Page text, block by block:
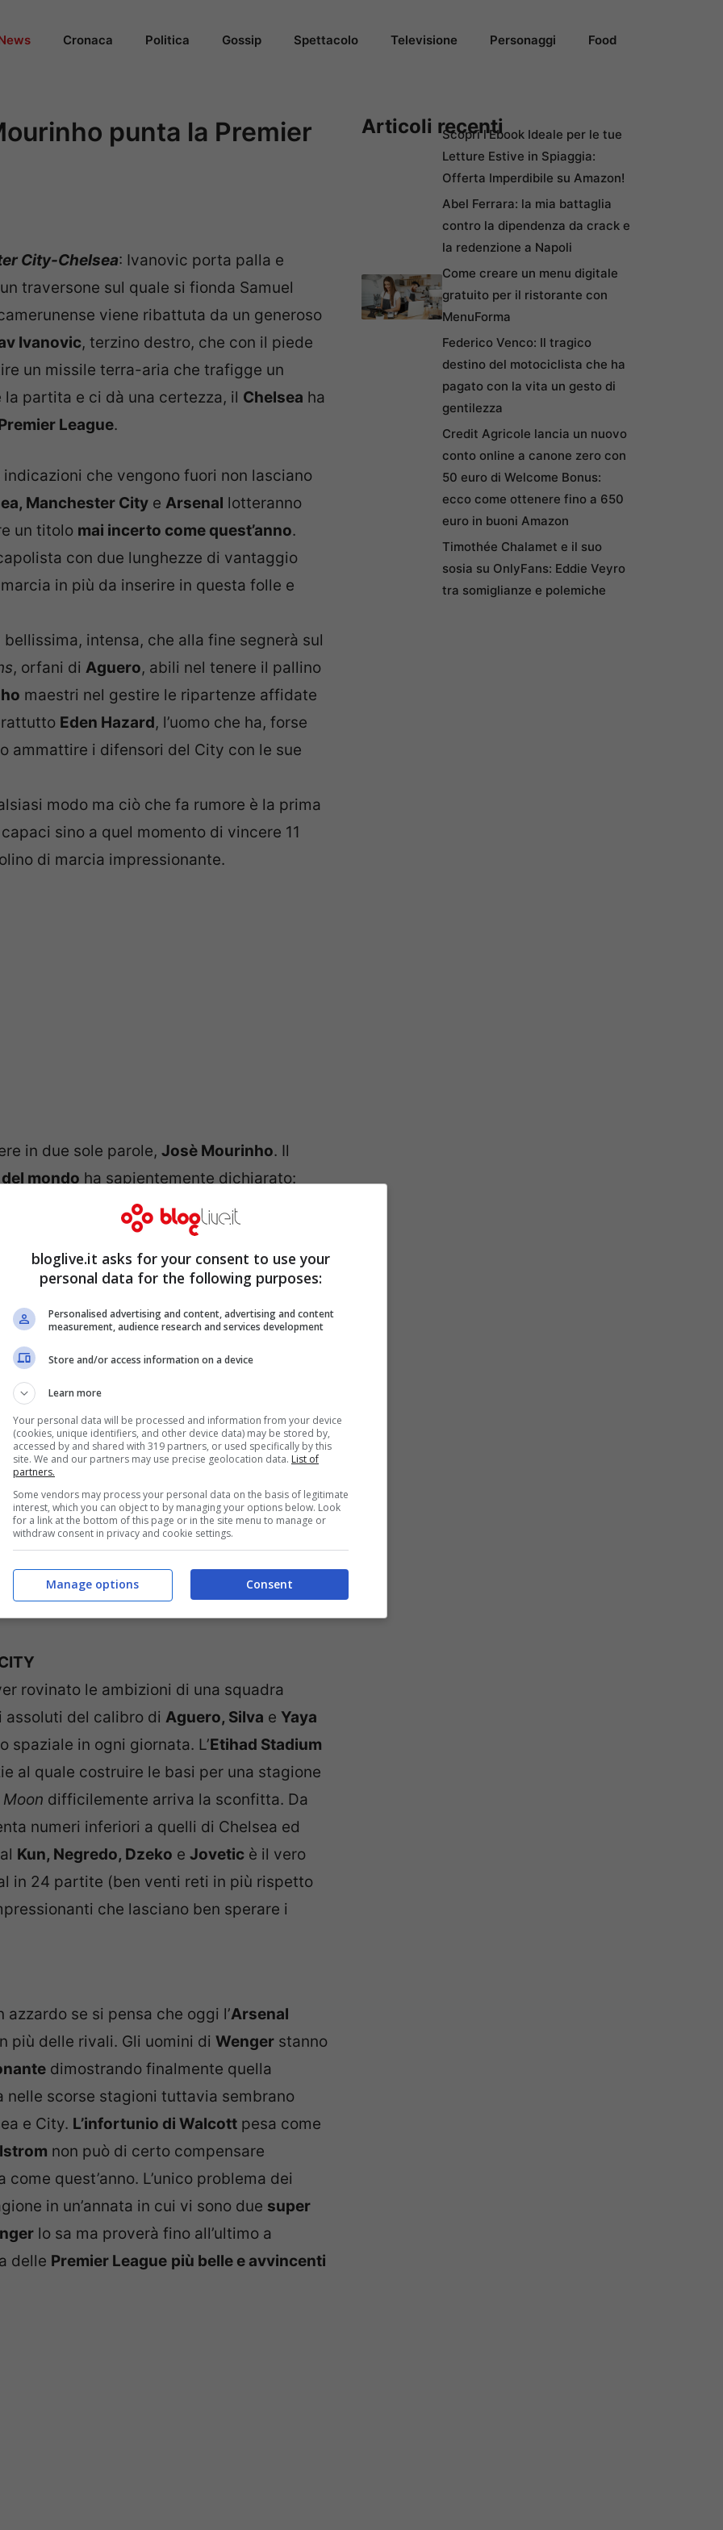
Cronaca Politica Gossip Spettacolo Televisione Personaggi Food
punta la Premier
City-Chelsea: Ivanovic porta palla e
traversone sul quale si fionda Samuel
viene ribattuta da un generoso
Ivanovic, terzino destro, che con il piede
un missile terra-aria che trafigge un
la partita e ci dà una certezza, il Chelsea ha
League.
che vengono fuori non lasciano
Manchester City e Arsenal lotteranno
un titolo mai incerto come quest’anno.
con due lunghezze di vantaggio
in più da inserire in questa folle e
intensa, che alla fine segnerà sul
, orfani di Aguero, abili nel tenere il pallino
maestri nel gestire le ripartenze affidate
Eden Hazard, l’uomo che ha, forse
ammattire i difensori del City con le sue
modo ma ciò che fa rumore è la prima
sino a quel momento di vincere 11
di marcia impressionante.
in due sole parole, Josè Mourinho. Il
mondo ha sapientemente dichiarato:
City
“. Qualche ora dopo è andato a
sul
fine lavoro psicologico
giocatori e demolire gli avversari. Non va
giocatori a disposizione di Mou, dal quale
capace con le sue giocate di cambiar
iniziale difficile, utile per assimilare gli
si candidano prepotentemente
rovinato le ambizioni di una squadra
del calibro di Aguero, Silva e Yaya
spaziale in ogni giornata. L’Etihad Stadium
al quale costruire le basi per una stagione
Moon difficilemente arriva la sconfitta. Da
numeri inferiori a quelli di Chelsea ed
Kun, Negredo, Dzeko e Jovetic è il vero
in 24 partite (ben venti reti in più rispetto
che lasciano ben sperare i
se si pensa che oggi l’Arsenal
più delle rivali. Gli uomini di Wenger stanno
dimostrando finalmente quella
scorse stagioni tuttavia sembrano
e City. L’infortunio di Walcott pesa come
non può di certo compensare
come quest’anno. L’unico problema dei
in un’annata in cui vi sono due super
lo sa ma proverà fino all’ultimo a
delle Premier League più belle e avvincenti
Articoli recentiScopri l’Ebook Ideale per le tue
Letture Estive in Spiaggia:
Offerta Imperdibile su Amazon!
Abel Ferrara: la mia battaglia
contro la dipendenza da crack e
la redenzione a Napoli
Come creare un menu digitale
gratuito per il ristorante con
MenuForma
Federico Venco: Il tragico
destino del motociclista che ha
pagato con la vita un gesto di
gentilezza
Credit Agricole lancia un nuovo
conto online a canone zero con
50 euro di Welcome Bonus:
ecco come ottenere fino a 650
euro in buoni Amazon
Timothée Chalamet e il suo
sosia su OnlyFans: Eddie Veyro
tra somiglianze e polemiche
bloglive.it asks for your consent to use your
personal data for the following purposes:
Personalised advertising and content, advertising and content
measurement, audience research and services development
Store and/or access information on a device
Learn more
Your personal data will be processed and information from your device
(cookies, unique identifiers, and other device data) may be stored by,
accessed by and shared with 319 partners, or used specifically by this
site. We and our partners may use precise geolocation data. List of
partners.
Some vendors may process your personal data on the basis of legitimate
interest, which you can object to by managing your options below. Look
for a link at the bottom of this page or in the site menu to manage or
withdraw consent in privacy and cookie settings.
Consent
Manage options